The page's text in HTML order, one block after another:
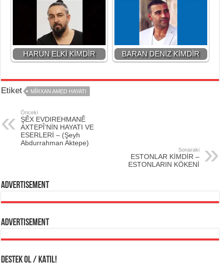
HARUN ELKİ KİMDİR BARAN DENİZ KİMDİR
Etiket MÎRXAN AMED HAYATI
Önceki
ŞÊX EVDIREHMANÊ
AXTEPÎ’NİN HAYATI VE
ESERLERİ – (Şeyh
Abdurrahman Aktepe)
Sonaraki
ESTONLAR KİMDİR –
ESTONLARIN KÖKENİ
Advertisement
Advertisement
DESTEK OL / KATIL!